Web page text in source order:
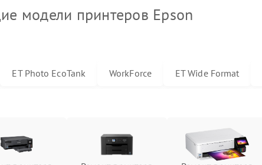
модели принтеров Epson
ET Photo EcoTank WorkForce ET Wide Format